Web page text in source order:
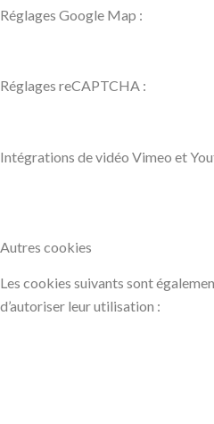
Réglages Google Map :
Réglages reCAPTCHA :
Intégrations de vidéo Vimeo et
Autres cookies
Les cookies suivants sont
d’autoriser leur utilisation :